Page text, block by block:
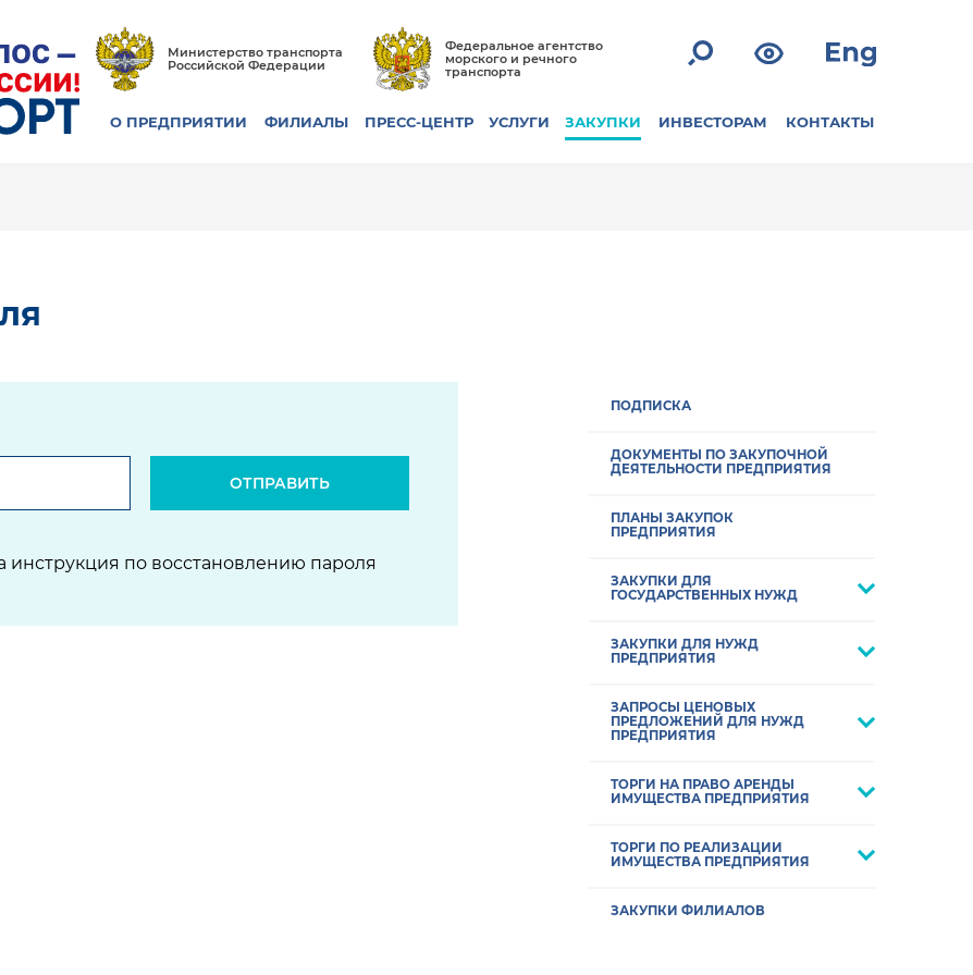
Министерство транспорта
Российской Федерации
Федеральное агентство
морского и речного
транспорта
О ПРЕДПРИЯТИИ ФИЛИАЛЫ ПРЕСС-ЦЕНТР УСЛУГИ ЗАКУПКИ ИНВЕСТОРАМ КОНТАКТЫ
ОТПРАВИТЬ
инструкция по восстановлению пароля
ПОДПИСКА
ДОКУМЕНТЫ ПО ЗАКУПОЧНОЙ
ДЕЯТЕЛЬНОСТИ ПРЕДПРИЯТИЯ
ПЛАНЫ ЗАКУПОК
ПРЕДПРИЯТИЯ
ЗАКУПКИ ДЛЯ
ГОСУДАРСТВЕННЫХ НУЖД
ЗАКУПКИ ДЛЯ НУЖД
ПРЕДПРИЯТИЯ
ЗАПРОСЫ ЦЕНОВЫХ
ПРЕДЛОЖЕНИЙ ДЛЯ НУЖД
ПРЕДПРИЯТИЯ
ТОРГИ НА ПРАВО АРЕНДЫ
ИМУЩЕСТВА ПРЕДПРИЯТИЯ
ТОРГИ ПО РЕАЛИЗАЦИИ
ИМУЩЕСТВА ПРЕДПРИЯТИЯ
ЗАКУПКИ ФИЛИАЛОВ